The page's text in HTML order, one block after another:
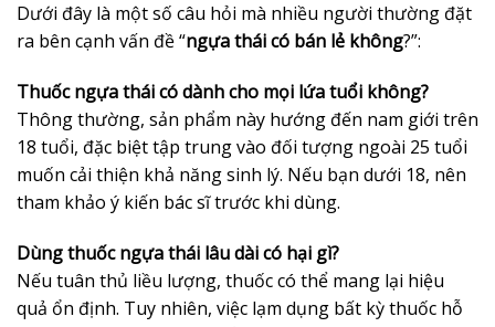
Dưới đây là một số câu hỏi mà nhiều người thường đặt
ra bên cạnh vấn đề “ngựa thái có bán lẻ không?”:
Thuốc ngựa thái có dành cho mọi lứa tuổi không?
Thông thường, sản phẩm này hướng đến nam giới trên
18 tuổi, đặc biệt tập trung vào đối tượng ngoài 25 tuổi
muốn cải thiện khả năng sinh lý. Nếu bạn dưới 18, nên
tham khảo ý kiến bác sĩ trước khi dùng.
Dùng thuốc ngựa thái lâu dài có hại gì?
Nếu tuân thủ liều lượng, thuốc có thể mang lại hiệu
quả ổn định. Tuy nhiên, việc lạm dụng bất kỳ thuốc hỗ